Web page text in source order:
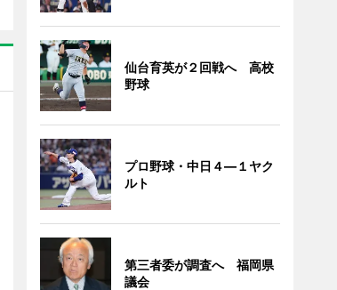
仙台育英が２回戦へ 高校
野球
プロ野球・中日４―１ヤク
ルト
第三者委が調査へ 福岡県
議会